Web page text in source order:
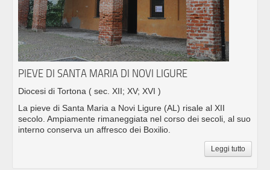
PIEVE DI SANTA MARIA DI NOVI LIGURE
Diocesi di Tortona ( sec. XII; XV; XVI )
La pieve di Santa Maria a Novi Ligure (AL) risale al XII
secolo. Ampiamente rimaneggiata nel corso dei secoli, al suo
interno conserva un affresco dei Boxilio.
Leggi tutto